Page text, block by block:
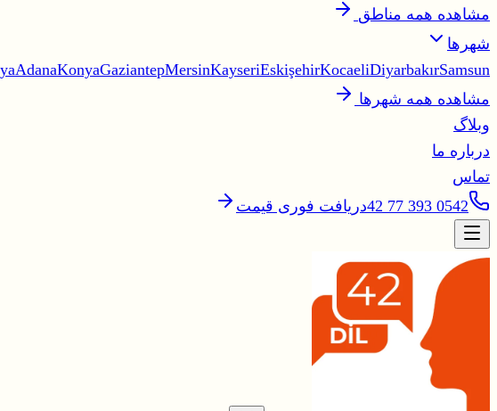
مشاهده همه مناطق
شهرها
AdanaKonyaGaziantepMersinKayseriEskişehirKocaeliDiyarbakırSamsun
مشاهده همه شهرها
وبلاگ
درباره ما
تماس
0542 393 77 42
دریافت فوری قیمت